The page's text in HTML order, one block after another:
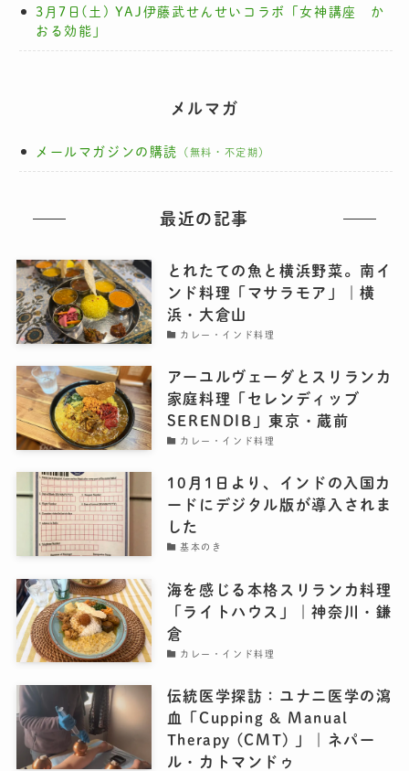
3月7日(土) YAJ伊藤武せんせいコラボ「女神講座 か
おる効能」
メルマガ
メールマガジンの購読 （無料・不定期）
最近の記事
とれたての魚と横浜野菜。南イ
ンド料理「マサラモア」｜横
浜・大倉山
カレー・インド料理
アーユルヴェーダとスリランカ
家庭料理「セレンディッブ
SERENDIB」東京・蔵前
カレー・インド料理
10月1日より、インドの入国カ
ードにデジタル版が導入されま
した
基本のき
海を感じる本格スリランカ料理
「ライトハウス」｜神奈川・鎌
倉
カレー・インド料理
伝統医学探訪：ユナニ医学の瀉
血「Cupping & Manual
Therapy (CMT) 」｜ネパー
ル・カトマンドゥ